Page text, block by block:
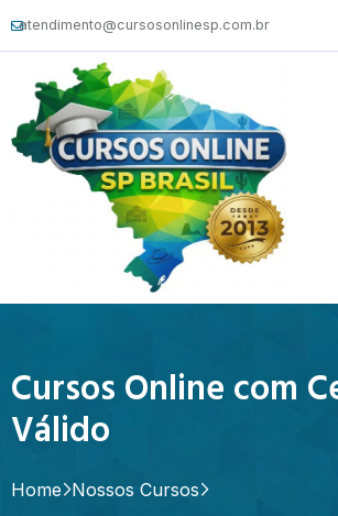
atendimento@cursosonlinesp.com.br
Cursos Online com
Válido
Home Nossos Cursos